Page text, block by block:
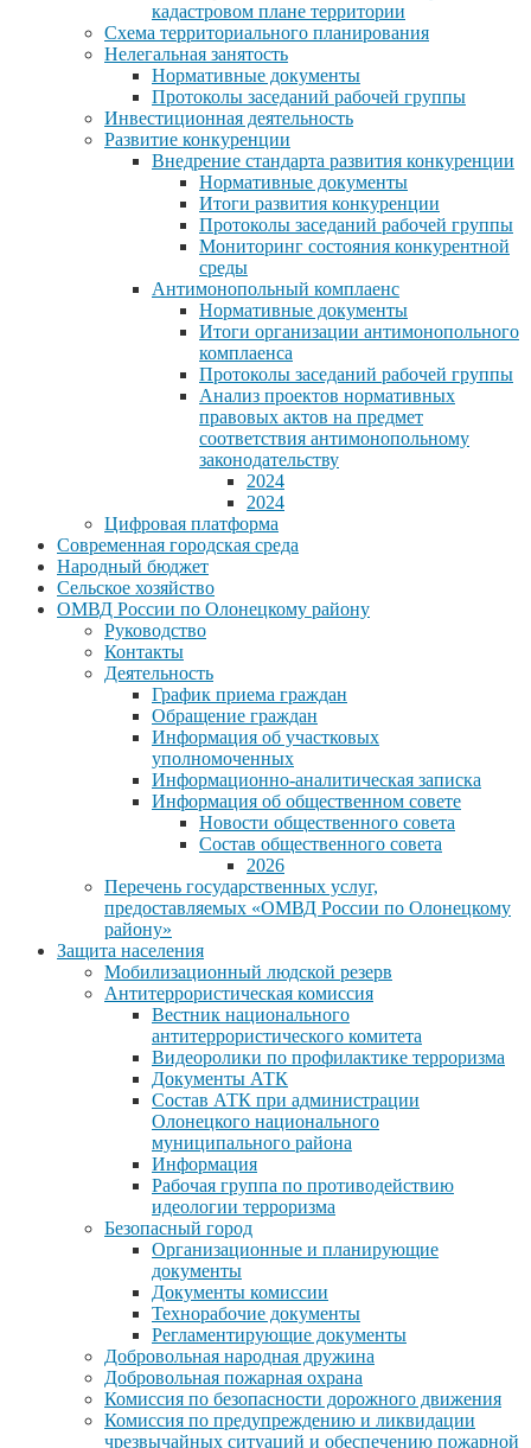
кадастровом плане территории
Схема территориального планирования
Нелегальная занятость
Нормативные документы
Протоколы заседаний рабочей группы
Инвестиционная деятельность
Развитие конкуренции
Внедрение стандарта развития конкуренции
Нормативные документы
Итоги развития конкуренции
Протоколы заседаний рабочей группы
Мониторинг состояния конкурентной
среды
Антимонопольный комплаенс
Нормативные документы
Итоги организации антимонопольного
комплаенса
Протоколы заседаний рабочей группы
Анализ проектов нормативных
правовых актов на предмет
соответствия антимонопольному
законодательству
2024
2024
Цифровая платформа
Современная городская среда
Народный бюджет
Сельское хозяйство
ОМВД России по Олонецкому району
Руководство
Контакты
Деятельность
График приема граждан
Обращение граждан
Информация об участковых
уполномоченных
Информационно-аналитическая записка
Информация об общественном совете
Новости общественного совета
Состав общественного совета
2026
Перечень государственных услуг,
предоставляемых «ОМВД России по Олонецкому
району»
Защита населения
Мобилизационный людской резерв
Антитеррористическая комиссия
Вестник национального
антитеррористического комитета
Видеоролики по профилактике терроризма
Документы АТК
Состав АТК при администрации
Олонецкого национального
муниципального района
Информация
Рабочая группа по противодействию
идеологии терроризма
Безопасный город
Организационные и планирующие
документы
Документы комиссии
Технорабочие документы
Регламентирующие документы
Добровольная народная дружина
Добровольная пожарная охрана
Комиссия по безопасности дорожного движения
Комиссия по предупреждению и ликвидации
чрезвычайных ситуаций и обеспечению пожарной